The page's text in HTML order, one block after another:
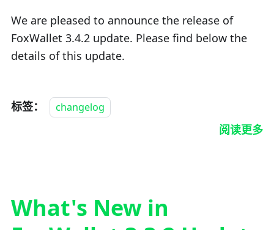
We are pleased to announce the release of
FoxWallet 3.4.2 update. Please find below the
details of this update.
标签： changelog
阅读更多
What's New in